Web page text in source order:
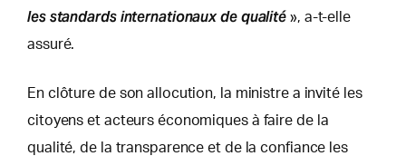
les standards internationaux de qualité », a-t-elle
assuré.
En clôture de son allocution, la ministre a invité les
citoyens et acteurs économiques à faire de la
qualité, de la transparence et de la confiance les